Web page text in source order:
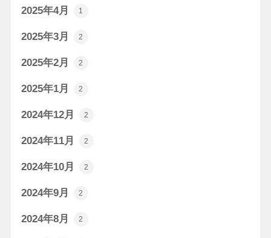
2025年4月 1
2025年3月 2
2025年2月 2
2025年1月 2
2024年12月 2
2024年11月 2
2024年10月 2
2024年9月 2
2024年8月 2